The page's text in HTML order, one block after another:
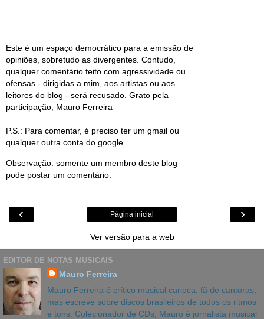
Este é um espaço democrático para a emissão de
opiniões, sobretudo as divergentes. Contudo,
qualquer comentário feito com agressividade ou
ofensas - dirigidas a mim, aos artistas ou aos
leitores do blog - será recusado. Grato pela
participação, Mauro Ferreira
P.S.: Para comentar, é preciso ter um gmail ou
qualquer outra conta do google.
Observação: somente um membro deste blog
pode postar um comentário.
‹ ›
Página inicial
Ver versão para a web
EDITOR DE NOTAS MUSICAIS
Mauro Ferreira
Mauro Ferreira é crítico musical carioca, fã de cantoras,
mas escreve sobre discos brasileiros de todos os ritmos
e tons. Colecionador de CDs, Mauro é jornalista musical